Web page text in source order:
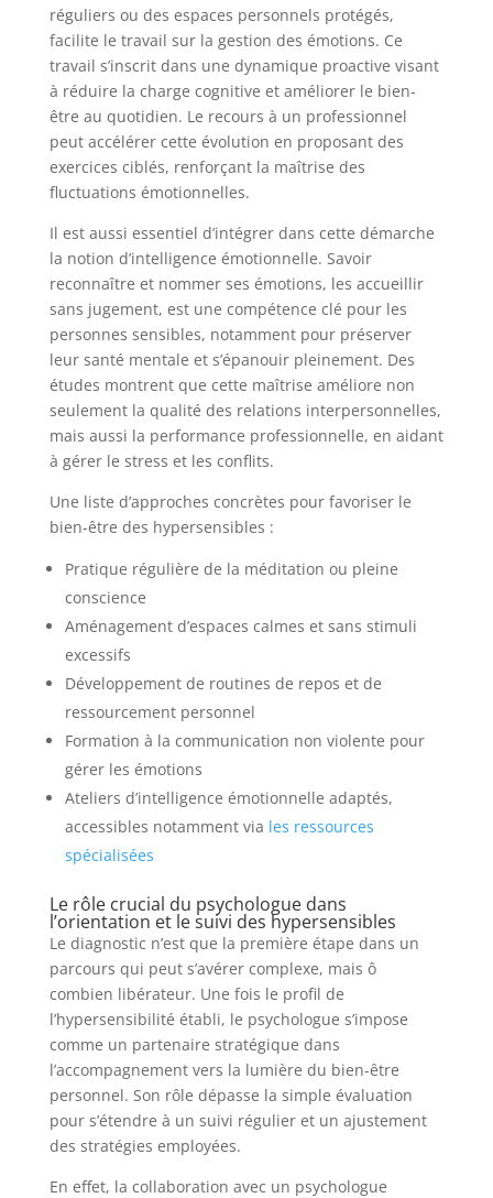
réguliers ou des espaces personnels protégés,
facilite le travail sur la gestion des émotions. Ce
travail s’inscrit dans une dynamique proactive visant
à réduire la charge cognitive et améliorer le bien-
être au quotidien. Le recours à un professionnel
peut accélérer cette évolution en proposant des
exercices ciblés, renforçant la maîtrise des
fluctuations émotionnelles.
Il est aussi essentiel d’intégrer dans cette démarche
la notion d’intelligence émotionnelle. Savoir
reconnaître et nommer ses émotions, les accueillir
sans jugement, est une compétence clé pour les
personnes sensibles, notamment pour préserver
leur santé mentale et s’épanouir pleinement. Des
études montrent que cette maîtrise améliore non
seulement la qualité des relations interpersonnelles,
mais aussi la performance professionnelle, en aidant
à gérer le stress et les conflits.
Une liste d’approches concrètes pour favoriser le
bien-être des hypersensibles :
Pratique régulière de la méditation ou pleine
conscience
Aménagement d’espaces calmes et sans stimuli
excessifs
Développement de routines de repos et de
ressourcement personnel
Formation à la communication non violente pour
gérer les émotions
Ateliers d’intelligence émotionnelle adaptés,
accessibles notamment via les ressources
spécialisées
Le rôle crucial du psychologue dans
l’orientation et le suivi des hypersensibles
Le diagnostic n’est que la première étape dans un
parcours qui peut s’avérer complexe, mais ô
combien libérateur. Une fois le profil de
l’hypersensibilité établi, le psychologue s’impose
comme un partenaire stratégique dans
l’accompagnement vers la lumière du bien-être
personnel. Son rôle dépasse la simple évaluation
pour s’étendre à un suivi régulier et un ajustement
des stratégies employées.
En effet, la collaboration avec un psychologue